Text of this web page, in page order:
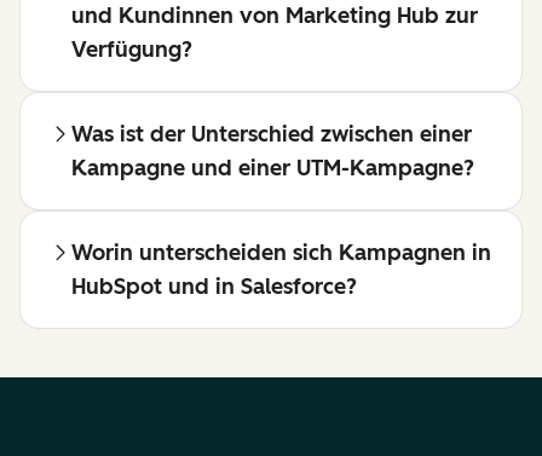
und Kundinnen von Marketing Hub zur
Verfügung?
Was ist der Unterschied zwischen einer
Kampagne und einer UTM-Kampagne?
Worin unterscheiden sich Kampagnen in
HubSpot und in Salesforce?